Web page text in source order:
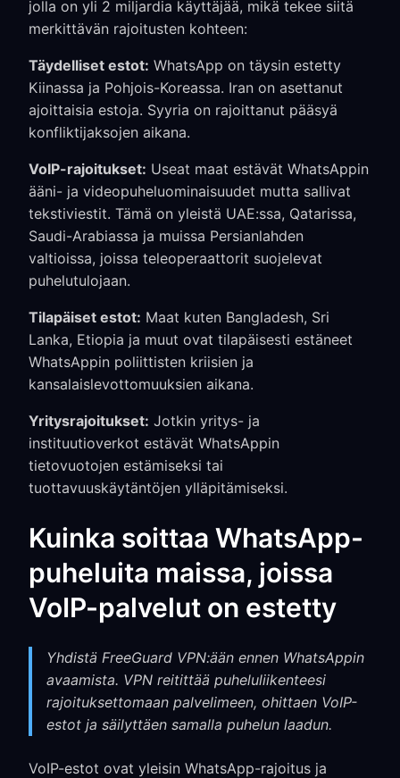
jolla on yli 2 miljardia käyttäjää, mikä tekee siitä
merkittävän rajoitusten kohteen:
Täydelliset estot: WhatsApp on täysin estetty
Kiinassa ja Pohjois-Koreassa. Iran on asettanut
ajoittaisia estoja. Syyria on rajoittanut pääsyä
konfliktijaksojen aikana.
VoIP-rajoitukset: Useat maat estävät WhatsAppin
ääni- ja videopuheluominaisuudet mutta sallivat
tekstiviestit. Tämä on yleistä UAE:ssa, Qatarissa,
Saudi-Arabiassa ja muissa Persianlahden
valtioissa, joissa teleoperaattorit suojelevat
puhelutulojaan.
Tilapäiset estot: Maat kuten Bangladesh, Sri
Lanka, Etiopia ja muut ovat tilapäisesti estäneet
WhatsAppin poliittisten kriisien ja
kansalaislevottomuuksien aikana.
Yritysrajoitukset: Jotkin yritys- ja
instituutioverkot estävät WhatsAppin
tietovuotojen estämiseksi tai
tuottavuuskäytäntöjen ylläpitämiseksi.
Kuinka soittaa WhatsApp-
puheluita maissa, joissa
VoIP-palvelut on estetty
Yhdistä FreeGuard VPN:ään ennen WhatsAppin
avaamista. VPN reitittää puheluliikenteesi
rajoituksettomaan palvelimeen, ohittaen VoIP-
estot ja säilyttäen samalla puhelun laadun.
VoIP-estot ovat yleisin WhatsApp-rajoitus ja